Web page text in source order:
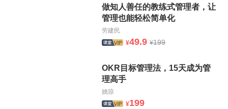
做知人善任的教练式管理者，让
管理也能轻松简单化
劳建民
¥49.9 ¥199
OKR目标管理法，15天成为管
理高手
姚琼
¥199